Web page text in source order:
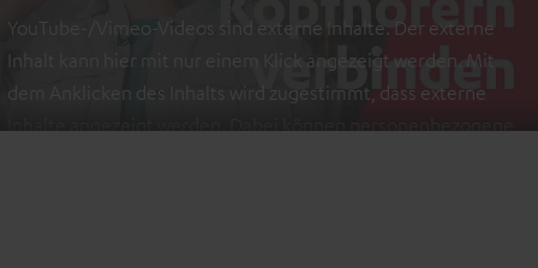
YouTube-/Vimeo-Videos sind externe Inhalte. Der externe
Inhalt kann hier mit nur einem Klick angezeigt werden. Mit
dem Anklicken des Inhalts wird zugestimmt, dass externe
Inhalte angezeigt werden. Dabei können personenbezogene